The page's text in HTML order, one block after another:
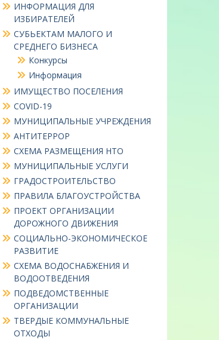
ИНФОРМАЦИЯ ДЛЯ
ИЗБИРАТЕЛЕЙ
СУБЬЕКТАМ МАЛОГО И
СРЕДНЕГО БИЗНЕСА
Конкурсы
Информация
ИМУЩЕСТВО ПОСЕЛЕНИЯ
COVID-19
МУНИЦИПАЛЬНЫЕ УЧРЕЖДЕНИЯ
АНТИТЕРРОР
СХЕМА РАЗМЕЩЕНИЯ НТО
МУНИЦИПАЛЬНЫЕ УСЛУГИ
ГРАДОСТРОИТЕЛЬСТВО
ПРАВИЛА БЛАГОУСТРОЙСТВА
ПРОЕКТ ОРГАНИЗАЦИИ
ДОРОЖНОГО ДВИЖЕНИЯ
СОЦИАЛЬНО-ЭКОНОМИЧЕСКОЕ
РАЗВИТИЕ
СХЕМА ВОДОСНАБЖЕНИЯ И
ВОДООТВЕДЕНИЯ
ПОДВЕДОМСТВЕННЫЕ
ОРГАНИЗАЦИИ
ТВЕРДЫЕ КОММУНАЛЬНЫЕ
ОТХОДЫ